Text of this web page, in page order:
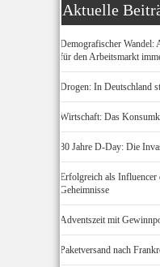
Aktuelle
Demografischer Wandel:
für den Arbeitsmarkt
Drogen: In Deutschland
Wirtschaft: Das
80 Jahre D-Day: Die
Erfolgreich als Influencer
Geheimnisse
Adventszeit mit
Paketversand nach